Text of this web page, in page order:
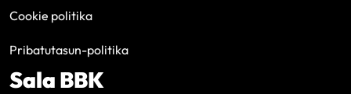
Cookie politika
Pribatutasun-politika
Sala BBK